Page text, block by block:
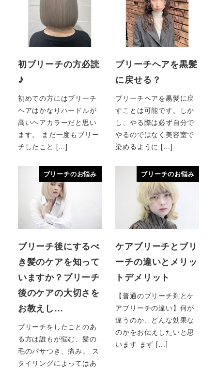
初ブリーチの方必読
♪
初めての方にはブリーチ
ヘアはかなりハードルが
高いヘアカラーだと思い
ます。 まだ一度もブリー
チしたこと […]
ブリーチヘアを黒髪
に戻せる？
ブリーチヘアを黒髪に戻
すことは可能です。しか
し、やる際は必ず自分で
やるのではなく美容室で
染めるように […]
ブリーチのお悩み
ブリーチ後にするべ
き髪のケアを知って
いますか？ブリーチ
後のケアの大切さを
お教えし…
ブリーチをしたことのあ
る方は誰もが悩む、髪の
毛のパサつき、痛み。 ス
タイリングによってはあ
ブリーチのお悩み
ケアブリーチとブリ
ーチの違いとメリッ
トデメリット
【普通のブリーチ剤とケ
アブリーチの違い】何が
違うのか、どんな効果な
のかをお伝えしたいと思
います まず […]